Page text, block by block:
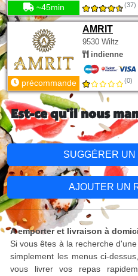
~45min (37)
AMRIT
9530 Wiltz
indienne
précommande (0)
Est-ce qu'il nous
SUGGÉRER
AJOUTER UN
A emporter et livraison à
Si vous êtes à la recherche
simplement les menus ci-
vous livrer vos repas